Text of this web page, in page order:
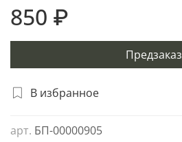
В избранное
арт. БП-00000905
850 ₽
Предзаказ